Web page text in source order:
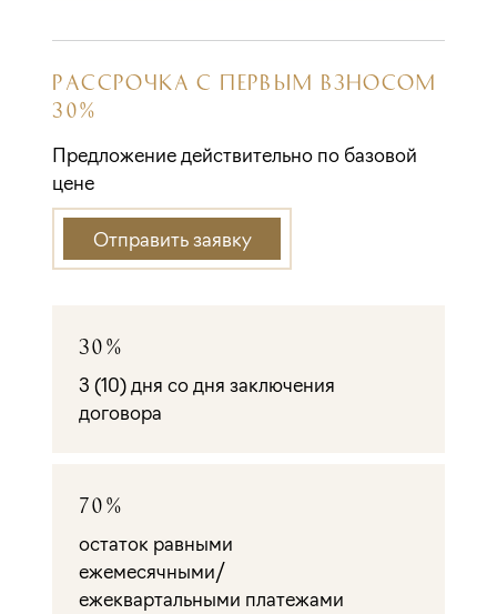
РАССРОЧКА С ПЕРВЫМ ВЗНОСОМ
30%
Предложение действительно по базовой
цене
Отправить заявку
30%
3 (10) дня со дня заключения
договора
70%
остаток равными
ежемесячными/
ежеквартальными платежами